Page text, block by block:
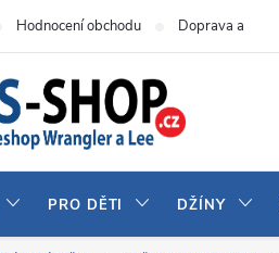
Hodnocení obchodu Doprava a platba
PRO DĚTI DŽÍNY